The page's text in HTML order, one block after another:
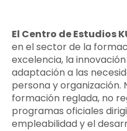
El Centro de Estudios
en el sector de la
excelencia, la
adaptación a las
persona y
formación reglada, no
programas oficiales
empleabilidad y el